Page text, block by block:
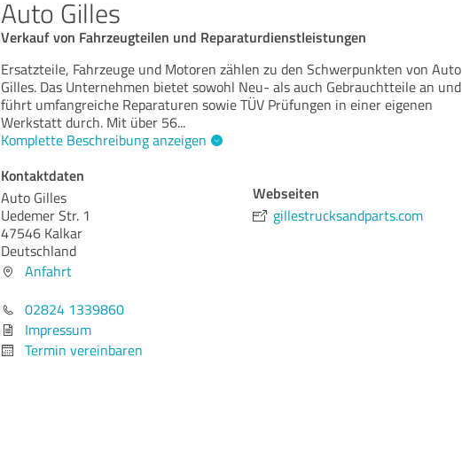
Auto Gilles
Verkauf von Fahrzeugteilen und Reparaturdienstleistungen
Ersatzteile, Fahrzeuge und Motoren zählen zu den Schwerpunkten von Auto
Gilles. Das Unternehmen bietet sowohl Neu- als auch Gebrauchtteile an und
führt umfangreiche Reparaturen sowie TÜV Prüfungen in einer eigenen
Werkstatt durch. Mit über 56...
Komplette Beschreibung anzeigen
Kontaktdaten
Auto Gilles
Uedemer Str. 1
47546 Kalkar
Deutschland
Anfahrt
02824 1339860
Impressum
Termin vereinbaren
Webseiten
gillestrucksandparts.com